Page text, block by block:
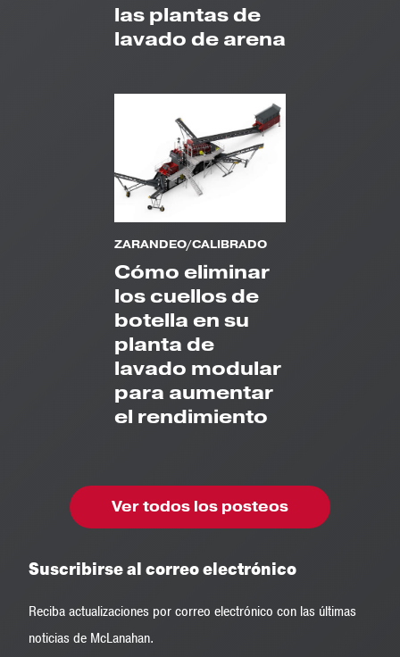
las plantas de
lavado de arena
ZARANDEO/CALIBRADO
Cómo eliminar
los cuellos de
botella en su
planta de
lavado modular
para aumentar
el rendimiento
Ver todos los posteos
Suscribirse al correo electrónico
Reciba actualizaciones por correo electrónico con las últimas
noticias de McLanahan.